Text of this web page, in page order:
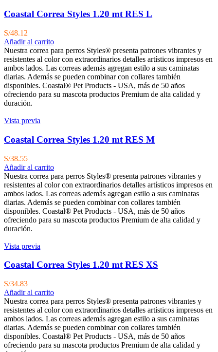
Coastal Correa Styles 1.20 mt RES L
S/48.12
Añadir al carrito
Nuestra correa para perros Styles® presenta patrones vibrantes y
resistentes al color con extraordinarios detalles artísticos impresos en
ambos lados. Las correas además agregan estilo a sus caminatas
diarias. Además se pueden combinar con collares también
disponibles. Coastal® Pet Products - USA, más de 50 años
ofreciendo para su mascota productos Premium de alta calidad y
duración.
Vista previa
Coastal Correa Styles 1.20 mt RES M
S/38.55
Añadir al carrito
Nuestra correa para perros Styles® presenta patrones vibrantes y
resistentes al color con extraordinarios detalles artísticos impresos en
ambos lados. Las correas además agregan estilo a sus caminatas
diarias. Además se pueden combinar con collares también
disponibles. Coastal® Pet Products - USA, más de 50 años
ofreciendo para su mascota productos Premium de alta calidad y
duración.
Vista previa
Coastal Correa Styles 1.20 mt RES XS
S/34.83
Añadir al carrito
Nuestra correa para perros Styles® presenta patrones vibrantes y
resistentes al color con extraordinarios detalles artísticos impresos en
ambos lados. Las correas además agregan estilo a sus caminatas
diarias. Además se pueden combinar con collares también
disponibles. Coastal® Pet Products - USA, más de 50 años
ofreciendo para su mascota productos Premium de alta calidad y